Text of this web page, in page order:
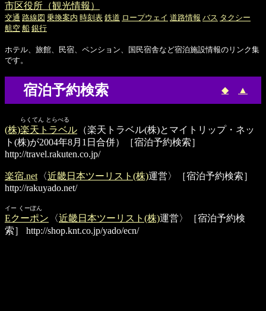
市区役所（観光情報）
交通 路線図 乗換案内 時刻表 鉄道 ロープウェイ 道路情報 バス タクシー
航空 船 銀行
ホテル、旅館、民宿、ペンション、国民宿舎など宿泊施設情報のリンク集
です。
宿泊予約検索 ◆ ▲
らくてん とらべる
(株)楽天トラベル （楽天トラベル(株)とマイトリップ・ネッ
ト(株)が2004年8月1日合併）［宿泊予約検索］
http://travel.rakuten.co.jp/
楽宿.net 〈近畿日本ツーリスト(株)運営〉［宿泊予約検索］
http://rakuyado.net/
イー くーぽん
Eクーポン 〈近畿日本ツーリスト(株)運営〉［宿泊予約検
索］
http://shop.knt.co.jp/yado/ecn/